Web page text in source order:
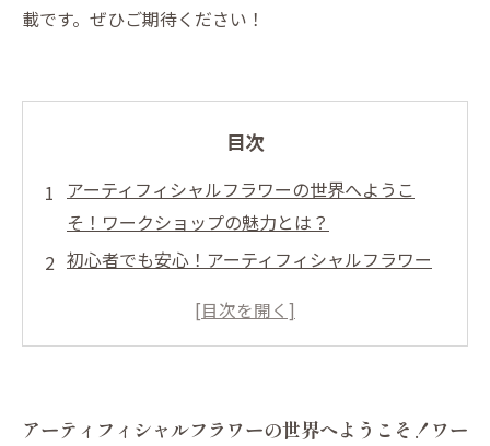
載です。ぜひご期待ください！
目次
アーティフィシャルフラワーの世界へようこ
そ！ワークショップの魅力とは？
初心者でも安心！アーティフィシャルフラワー
無限のデザイン可能性：アーティフィシャルフ
ルフラワーの特長を徹底解説
アーティフィシャルフラワーの世界へようこそ！ワー